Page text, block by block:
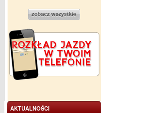
AKTUALNOŚCI